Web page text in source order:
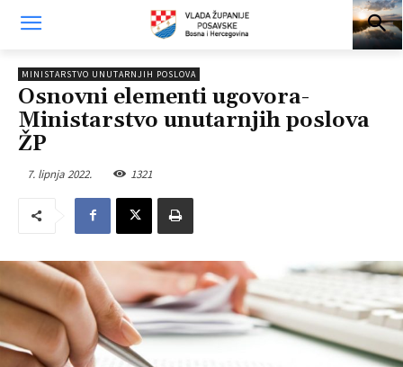
MINISTARSTVO UNUTARNJIH POSLOVA
Osnovni elementi ugovora-
Ministarstvo unutarnjih poslova
ŽP
7. lipnja 2022. 1321